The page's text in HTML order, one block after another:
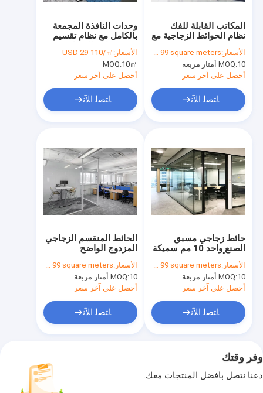
وحدات النافذة المجمعة
بالكامل مع نظام تقسيم
صوتي قابلة للفصل
الزجاجي الواحد
الأسعار: USD 29-110/㎡
MOQ:10㎡
أحصل على آخر سعر
ﺎﺘﺼﻟ ﺍﻶﻧ
المكاتب القابلة للفك
نظام الحوائط الزجاجية مع
محور
الأسعار:US$80.00 10 - 99 square meters
MOQ:10 أمتار مربعة
أحصل على آخر سعر
ﺎﺘﺼﻟ ﺍﻶﻧ
الحائط المنقسم الزجاجي
المزدوج الواضح
المكتبية المقاومة للصوت
الأسعار:US$80.00 10 - 99 square meters
MOQ:10 أمتار مربعة
أحصل على آخر سعر
ﺎﺘﺼﻟ ﺍﻶﻧ
حائط زجاجي مسبق
الصنع واحد 10 مم سميكة
زجاج أسود للمكتب
الداخلي من غوال
الأسعار:US$80.00 10 - 99 square meters
MOQ:10 أمتار مربعة
أحصل على آخر سعر
ﺎﺘﺼﻟ ﺍﻶﻧ
وفر وقتك
دعنا نتصل بأفضل المنتجات معك.